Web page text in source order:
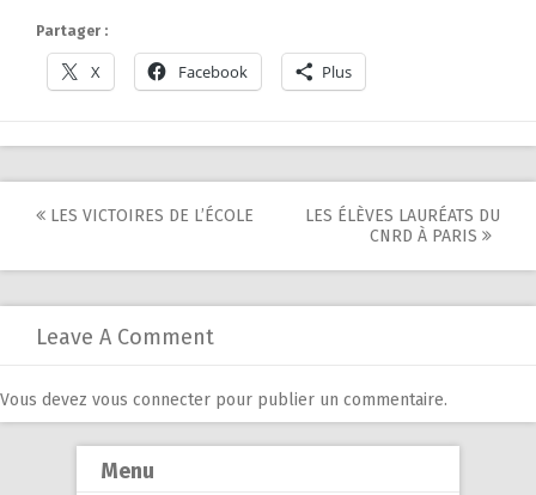
Partager :
X Facebook Plus
Post
LES VICTOIRES DE L’ÉCOLE
LES ÉLÈVES LAURÉATS DU
CNRD À PARIS
Leave A Comment
Vous devez vous connecter pour publier un commentaire.
Menu